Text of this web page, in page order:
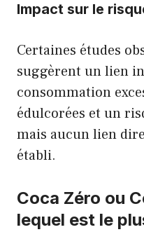
Impact sur le
Certaines études
suggèrent un lien
consommation
édulcorées et un
mais aucun lien
établi.
Coca Zéro ou
lequel est le